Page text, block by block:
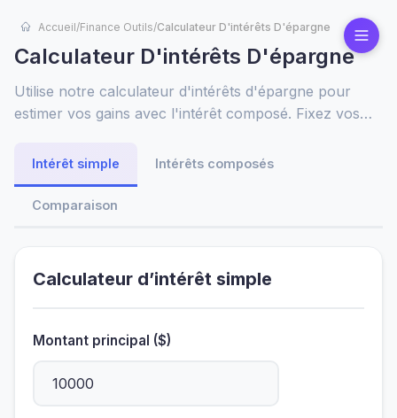
Accueil/Finance Outils/Calculateur D'intérêts D'épargne
Calculateur D'intérêts D'épargne
Utilise notre calculateur d'intérêts d'épargne pour
estimer vos gains avec l'intérêt composé. Fixez vos
stratégie d'épargne pour des rendements maximums.
Intérêt simple Intérêts composés
Comparaison
Calculateur d’intérêt simple
Montant principal ($)